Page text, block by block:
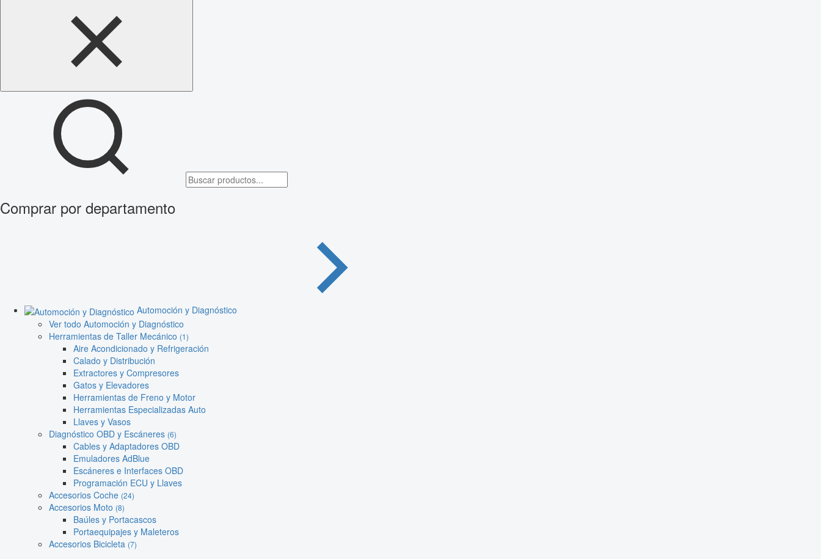
Comprar por departamento
Automoción y Diagnóstico
Ver todo Automoción y Diagnóstico
Herramientas de Taller Mecánico (1)
Aire Acondicionado y Refrigeración
Calado y Distribución
Extractores y Compresores
Gatos y Elevadores
Herramientas de Freno y Motor
Herramientas Especializadas Auto
Llaves y Vasos
Diagnóstico OBD y Escáneres (6)
Cables y Adaptadores OBD
Emuladores AdBlue
Escáneres e Interfaces OBD
Programación ECU y Llaves
Accesorios Coche (24)
Accesorios Moto (8)
Baúles y Portacascos
Portaequipajes y Maleteros
Accesorios Bicicleta (7)